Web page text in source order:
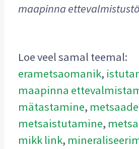
maapinna
Loe veel samal teemal:
erametsaomanik,
maapinna
mätastamine,
metsaistutamine,
mikk link,